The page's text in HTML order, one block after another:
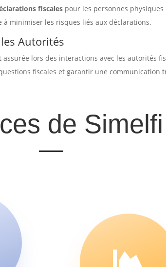
fiscales pour les personnes
minimiser les risques liés aux déclarations.
Autorités
lors des interactions avec les autorités
fiscales et garantir une communication
de Simelfi